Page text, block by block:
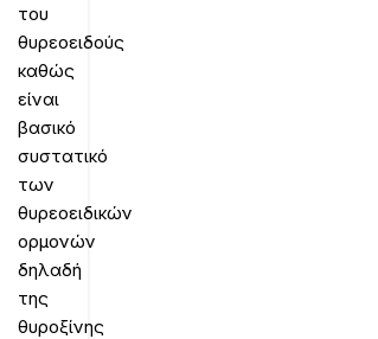
του
θυρεοειδούς
καθώς
είναι
βασικό
συστατικό
των
θυρεοειδικών
ορμονών
δηλαδή
της
θυροξίνης